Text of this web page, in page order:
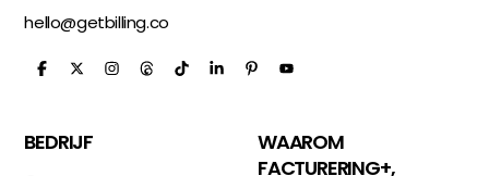
hello@getbilling.co
BEDRIJF
WAAROM
FACTURERING+,